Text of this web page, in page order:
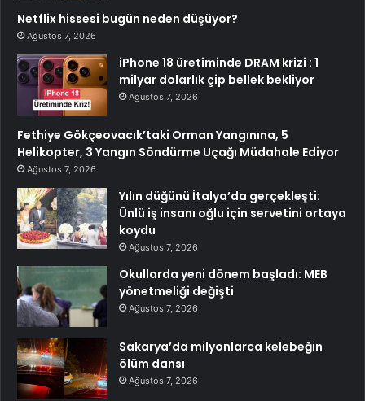
Netflix hissesi bugün neden düşüyor?
Ağustos 7, 2026
iPhone 18 üretiminde DRAM krizi : 1
milyar dolarlık çip bellek bekliyor
Ağustos 7, 2026
Fethiye Gökçeovacık’taki Orman Yangınına, 5
Helikopter, 3 Yangın Söndürme Uçağı Müdahale Ediyor
Ağustos 7, 2026
Yılın düğünü İtalya’da gerçekleşti:
Ünlü iş insanı oğlu için servetini ortaya
koydu
Ağustos 7, 2026
Okullarda yeni dönem başladı: MEB
yönetmeliği değişti
Ağustos 7, 2026
Sakarya’da milyonlarca kelebeğin
ölüm dansı
Ağustos 7, 2026